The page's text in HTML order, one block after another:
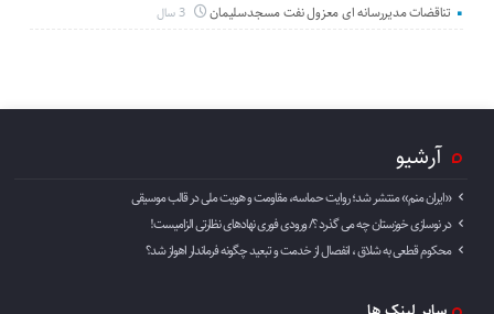
تناقضات مدیررسانه ای معزول نفت مسجدسلیمان 3 سال
آرشیو
«ایران منم» منتشر شد؛ روایت حماسه، مقاومت و هویت ملی در قالب موسیقی
در نوسازی خوزستان چه می گذرد ؟/ ورودی فوری نهادهای نظارتی الزامیست!
محکوم قطعی به شلاق ، انفصال از خدمت و تبعید چگونه فرماندار اهواز شد؟